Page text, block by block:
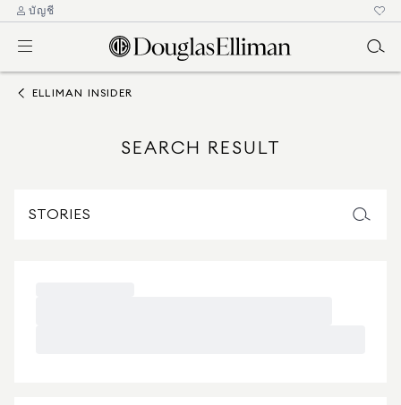
บัญชี
ELLIMAN INSIDER
SEARCH RESULT